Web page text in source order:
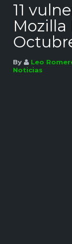
11
Mozilla
By Leo
Noticias